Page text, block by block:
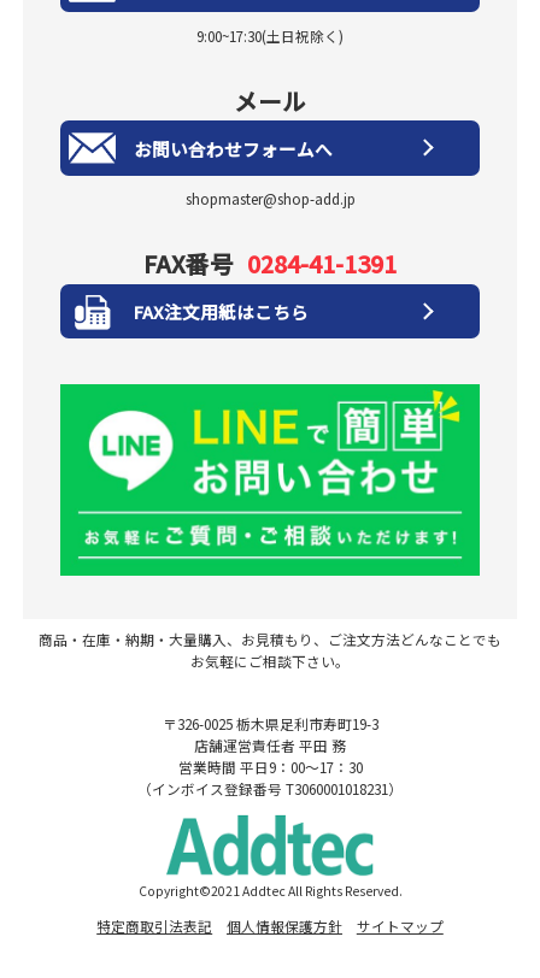
9:00~17:30(土日祝除く)
メール
お問い合わせフォームへ
shopmaster@shop-add.jp
FAX番号 0284-41-1391
FAX注文用紙はこちら
商品・在庫・納期・大量購入、お見積もり、ご注文方法どんなことでも
お気軽にご相談下さい。
〒326-0025 栃木県足利市寿町19-3
店舗運営責任者 平田 務
営業時間 平日9：00～17：30
（インボイス登録番号 T3060001018231）
Copyright©2021 Addtec All Rights Reserved.
特定商取引法表記 個人情報保護方針 サイトマップ